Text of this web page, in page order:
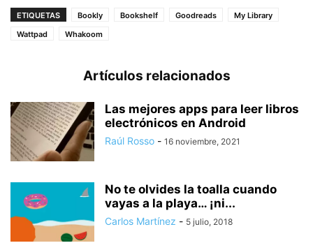
ETIQUETAS Bookly Bookshelf Goodreads
My Library
Wattpad
Whakoom
Artículos relacionados
Las mejores apps para leer libros
electrónicos en Android
Raúl Rosso - 16 noviembre, 2021
No te olvides la toalla cuando
vayas a la playa… ¡ni...
Carlos Martínez - 5 julio, 2018